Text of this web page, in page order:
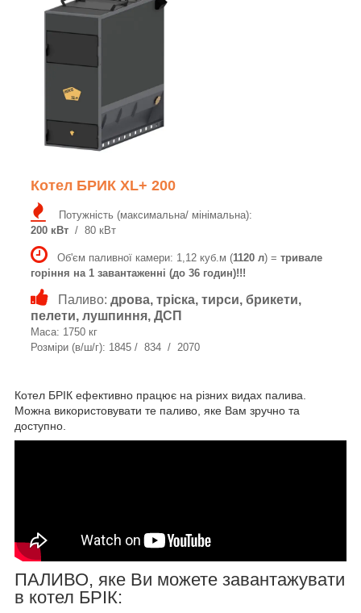
Котел БРИК XL+ 200
Потужність (максимальна/ мінімальна):
200 кВт / 80 кВт
Об'єм паливної камери: 1,12 куб.м (1120 л) = тривале
горіння на 1 завантаженні (до 36 годин)!!!
Паливо: дрова, тріска, тирси, брикети,
пелети, лушпиння, ДСП
Маса: 1750 кг
Розміри (в/ш/г): 1845 / 834 / 2070
Котел БРІК ефективно працює на різних видах палива.
Можна використовувати те паливо, яке Вам зручно та
доступно.
ПАЛИВО, яке Ви можете завантажувати
в котел БРІК: